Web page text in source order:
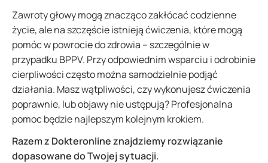
Zawroty głowy mogą znacząco zakłócać codzienne
życie, ale na szczęście istnieją ćwiczenia, które mogą
pomóc w powrocie do zdrowia – szczególnie w
przypadku BPPV. Przy odpowiednim wsparciu i odrobinie
cierpliwości często można samodzielnie podjąć
działania. Masz wątpliwości, czy wykonujesz ćwiczenia
poprawnie, lub objawy nie ustępują? Profesjonalna
pomoc będzie najlepszym kolejnym krokiem.
Razem z Dokteronline znajdziemy rozwiązanie
dopasowane do Twojej sytuacji.